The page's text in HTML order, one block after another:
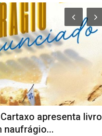
apresenta livro
naufrágio...